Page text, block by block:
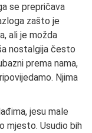
se prepričava
zašto je
ali je možda
nostalgija često
prema nama,
Njima
jesu male
mjesto. Usudio bih